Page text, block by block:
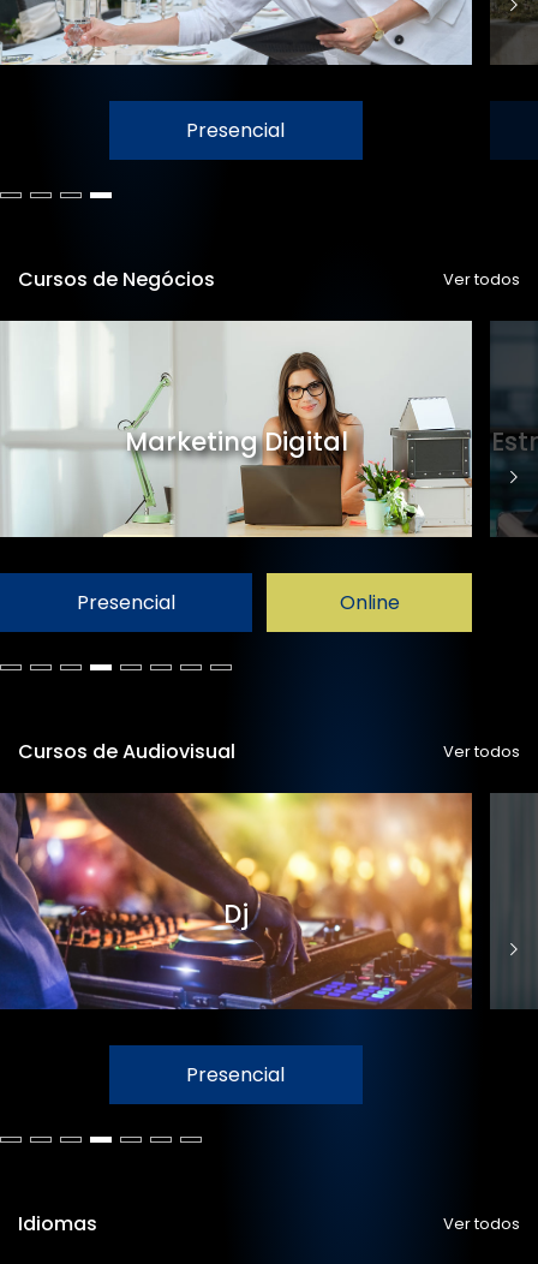
Presencial
Cursos de Negócios Ver todos
Marketing Digital
Presencial Online
Cursos de Audiovisual Ver todos
Dj
Presencial
Idiomas Ver todos